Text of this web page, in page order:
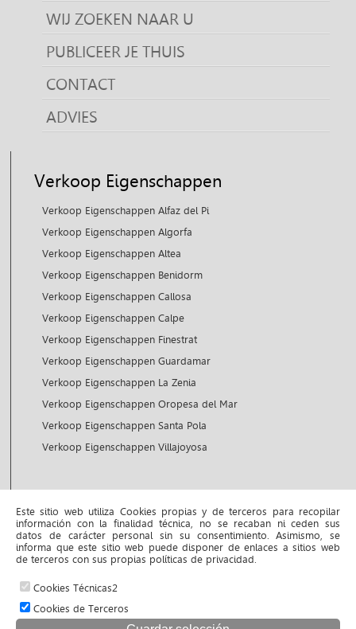
Este sitio web utiliza Cookies propias y de terceros para recopilar
información con la finalidad técnica, no se recaban ni ceden sus
datos de carácter personal sin su consentimiento. Asimismo, se
informa que este sitio web puede disponer de enlaces a sitios web
de terceros con sus propias políticas de privacidad.
Cookies Técnicas2
Cookies de Terceros
WIJ ZOEKEN NAAR U
PUBLICEER JE THUIS
CONTACT
ADVIES
Verkoop Eigenschappen
Verkoop Eigenschappen Alfaz del Pi
Verkoop Eigenschappen Algorfa
Verkoop Eigenschappen Altea
Verkoop Eigenschappen Benidorm
Verkoop Eigenschappen Callosa
Verkoop Eigenschappen Calpe
Verkoop Eigenschappen Finestrat
Verkoop Eigenschappen Guardamar
Verkoop Eigenschappen La Zenia
Verkoop Eigenschappen Oropesa del Mar
Verkoop Eigenschappen Santa Pola
Verkoop Eigenschappen Villajoyosa
Huur Eigenschappen
Huur Eigenschappen Altea
Huur Eigenschappen Benidorm
© 2026 www.inmojustyna.com |
Aviso legal y política de privacidad|